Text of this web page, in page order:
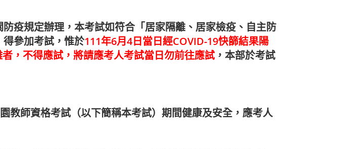
疫規定辦理，本考試如符合「居家隔離、居家檢疫、自主防
參加考試，惟於111年6月4日當日經COVID-19快篩結果陽
，不得應試，將請應考人考試當日勿前往應試，本部於考試
教師資格考試（以下簡稱本考試）期間健康及安全，應考人